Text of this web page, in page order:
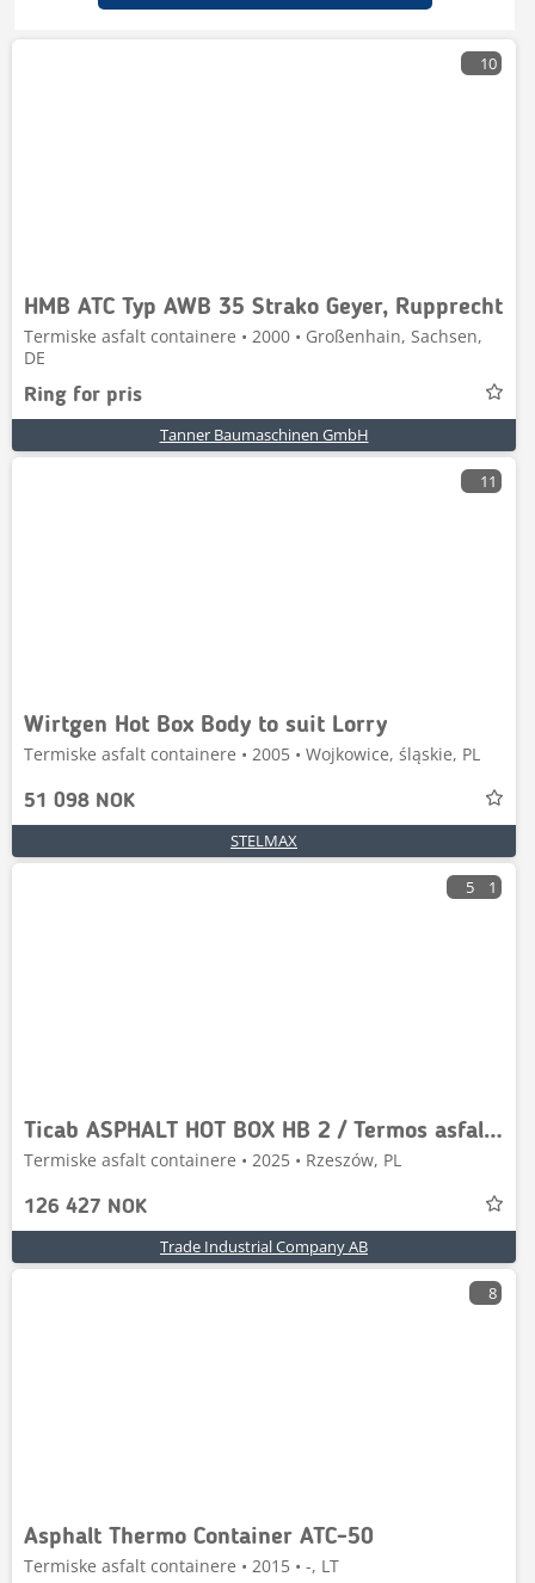
10
HMB ATC Typ AWB 35 Strako Geyer, Rupprecht
Termiske asfalt containere • 2000 • Großenhain, Sachsen,
DE
Ring for pris
Tanner Baumaschinen GmbH
11
Wirtgen Hot Box Body to suit Lorry
Termiske asfalt containere • 2005 • Wojkowice, śląskie, PL
51 098 NOK
STELMAX
5 1
Ticab ASPHALT HOT BOX HB 2 / Termos asfaltowy HB-2
Termiske asfalt containere • 2025 • Rzeszów, PL
126 427 NOK
Trade Industrial Company AB
8
Asphalt Thermo Container ATC-50
Termiske asfalt containere • 2015 • -, LT